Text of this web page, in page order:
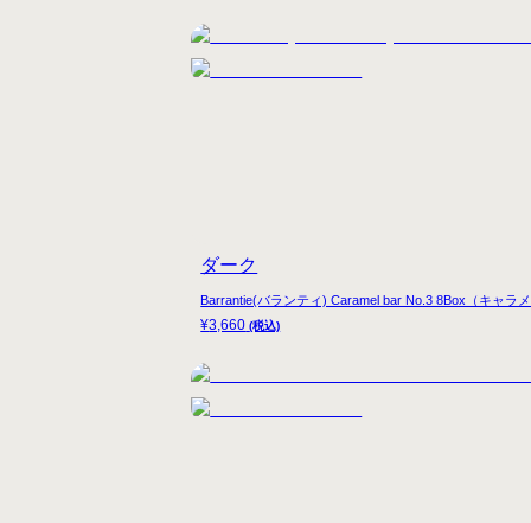
¥3,660 (税込)
Barrantie(バランティ) Caramel bar No.3 8Box（キャラ
ダーク